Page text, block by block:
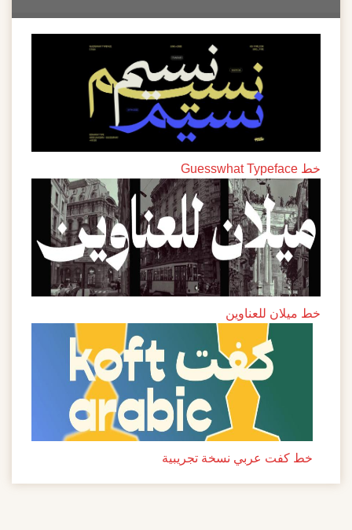
خط Guesswhat Typeface
خط ميلان للعناوين
خط كفت عربي نسخة تجريبية